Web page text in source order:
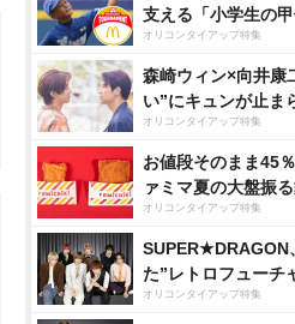
支える「小学生の甲
オリコンタイアップ特集
森崎ウィン×向井康
い”にキュンが止ま
オリコンタイアップ特集
お値段そのまま45
ァミマ夏の大盤振
オリコンタイアップ特集
SUPER★DRAGON
た”レトロフューチ
オリコンタイアップ特集